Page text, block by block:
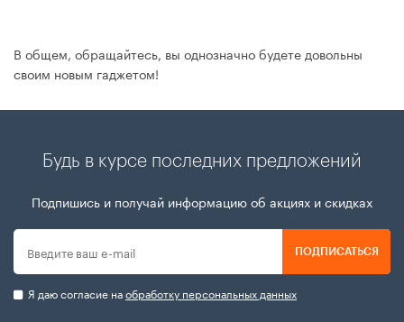
В общем, обращайтесь, вы однозначно будете довольны
своим новым гаджетом!
Будь в курсе последних предложений
Подпишись и получай информацию об акциях и скидках
ПОДПИСАТЬСЯ
Я даю согласие наобработку персональных данных